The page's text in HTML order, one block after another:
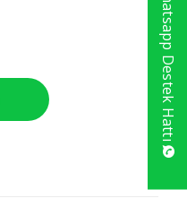
Whatsapp Destek Hattı